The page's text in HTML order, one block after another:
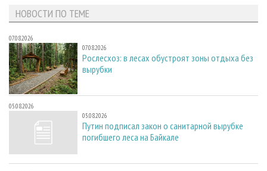
НОВОСТИ ПО ТЕМЕ
07.08.2026
07.08.2026
Рослесхоз: в лесах обустроят зоны отдыха без
вырубки
05.08.2026
05.08.2026
Путин подписал закон о санитарной вырубке
погибшего леса на Байкале